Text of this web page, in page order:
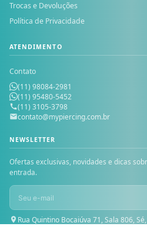
Trocas e Devoluções
Política de Privacidade
ATENDIMENTO
Contato
(11) 98084-2981
(11) 95480-5452
(11) 3105-3798
contato@mypiercing.com.br
NEWSLETTER
Ofertas exclusivas, novidades e dicas
entrada.
Rua Quintino Bocaiúva 71, Sala 806,